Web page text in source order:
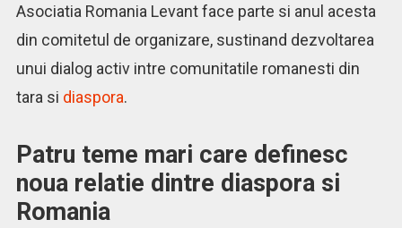
Asociatia Romania Levant face parte si anul acesta
din comitetul de organizare, sustinand dezvoltarea
unui dialog activ intre comunitatile romanesti din
tara si diaspora.
Patru teme mari care definesc
noua relatie dintre diaspora si
Romania